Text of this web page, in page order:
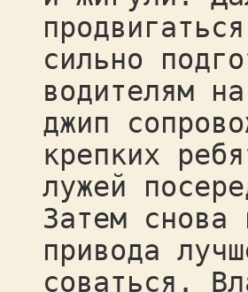
сильно
водителям
джип
крепких
лужей
Затем снова
привода
соваться.